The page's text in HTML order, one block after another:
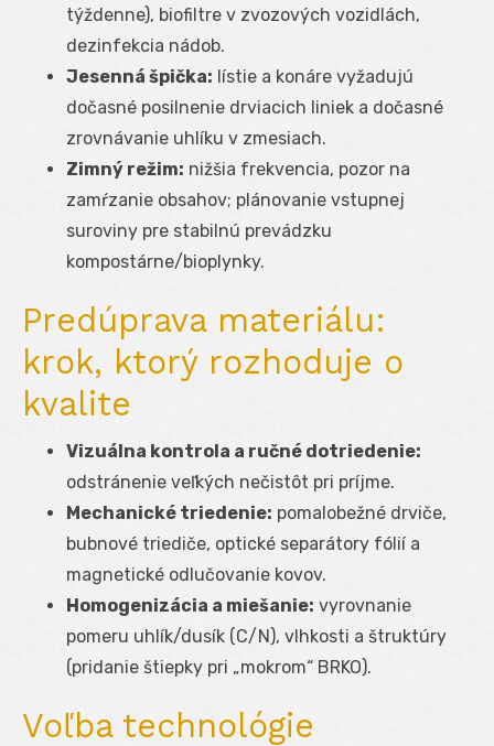
týždenne), biofiltre v zvozových vozidlách,
dezinfekcia nádob.
Jesenná špička: lístie a konáre vyžadujú
dočasné posilnenie drviacich liniek a dočasné
zrovnávanie uhlíku v zmesiach.
Zimný režim: nižšia frekvencia, pozor na
zamŕzanie obsahov; plánovanie vstupnej
suroviny pre stabilnú prevádzku
kompostárne/bioplynky.
Predúprava materiálu:
krok, ktorý rozhoduje o
kvalite
Vizuálna kontrola a ručné dotriedenie:
odstránenie veľkých nečistôt pri príjme.
Mechanické triedenie: pomalobežné drviče,
bubnové triediče, optické separátory fólií a
magnetické odlučovanie kovov.
Homogenizácia a miešanie: vyrovnanie
pomeru uhlík/dusík (C/N), vlhkosti a štruktúry
(pridanie štiepky pri „mokrom“ BRKO).
Voľba technológie